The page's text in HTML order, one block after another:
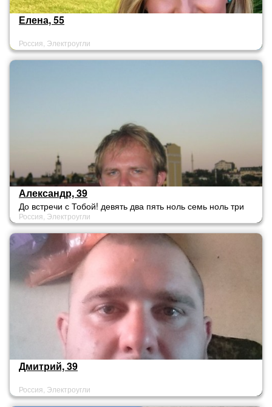
Елена, 55
Россия, Электроугли
Александр, 39
До встречи с Тобой! девять два пять ноль семь ноль три
пять четыре два. Только для реальных встреч
Россия, Электроугли
Дмитрий, 39
Россия, Электроугли